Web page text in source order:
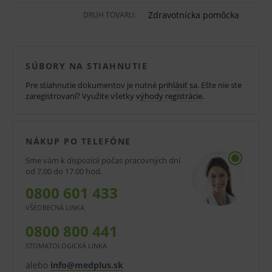
Vlastnosti a výhody:
Rozpustný vo vode.
Hypoalergénny.
Bez obsahu soli a formaldehydov.
Oblasti použitia:
Ultrazvukové a KTG vyšetrenie.
Na nemocničné, lekárske aj osobné použitie.
DRUH TOVARU: Zdravotnícka pomôcka
SÚBORY NA STIAHNUTIE
Pre stiahnutie dokumentov je nutné prihlásiť sa. Ešte nie ste
zaregistrovaní? Využite všetky výhody registrácie.
NÁKUP PO TELEFÓNE
Sme vám k dispozícii počas pracovných dní
od 7.00 do 17.00 hod.
0800 601 433
VŠEOBECNÁ LINKA
0800 800 441
STOMATOLOGICKÁ LINKA
alebo info@medplus.sk